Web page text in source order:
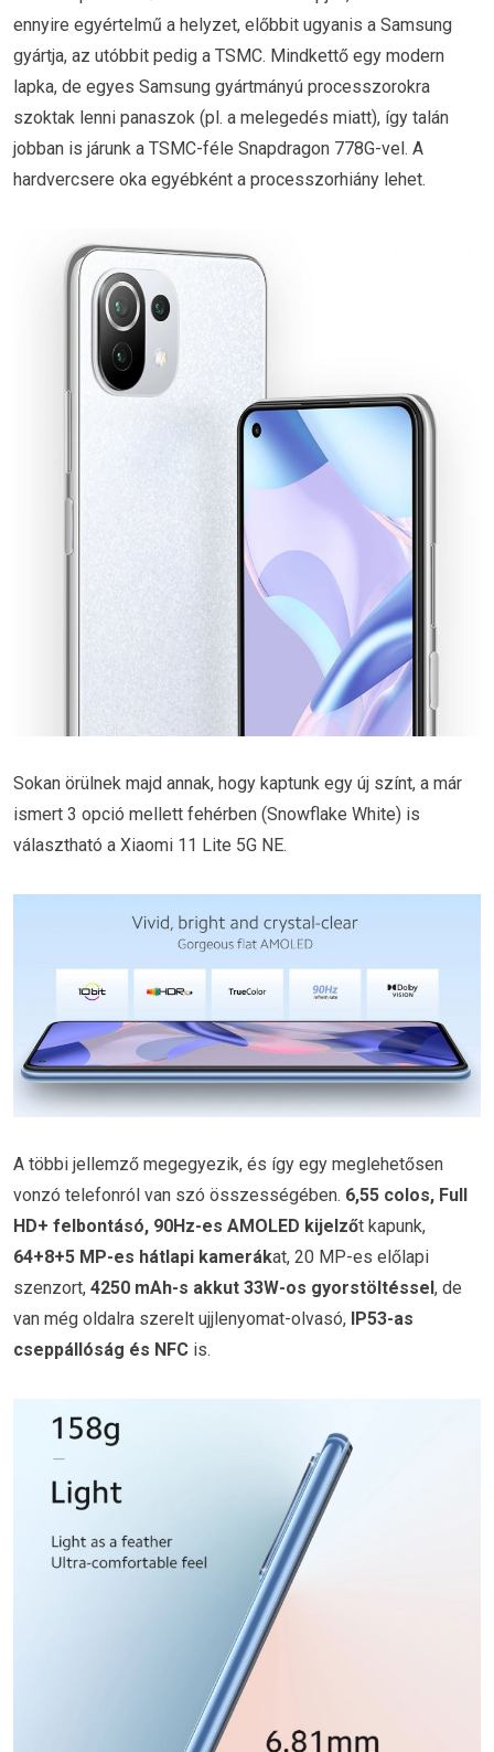
ennyire egyértelmű a helyzet, előbbit ugyanis a Samsung
gyártja, az utóbbit pedig a TSMC. Mindkettő egy modern
lapka, de egyes Samsung gyártmányú processzorokra
szoktak lenni panaszok (pl. a melegedés miatt), így talán
jobban is járunk a TSMC-féle Snapdragon 778G-vel. A
hardvercsere oka egyébként a processzorhiány lehet.
Sokan örülnek majd annak, hogy kaptunk egy új színt, a már
ismert 3 opció mellett fehérben (Snowflake White) is
választható a Xiaomi 11 Lite 5G NE.
A többi jellemző megegyezik, és így egy meglehetősen
vonzó telefonról van szó összességében. 6,55 colos, Full
HD+ felbontásó, 90Hz-es AMOLED kijelzőt kapunk,
64+8+5 MP-es hátlapi kamerákat, 20 MP-es előlapi
szenzort, 4250 mAh-s akkut 33W-os gyorstöltéssel , de
van még oldalra szerelt ujjlenyomat-olvasó, IP53-as
cseppállóság és NFC is.